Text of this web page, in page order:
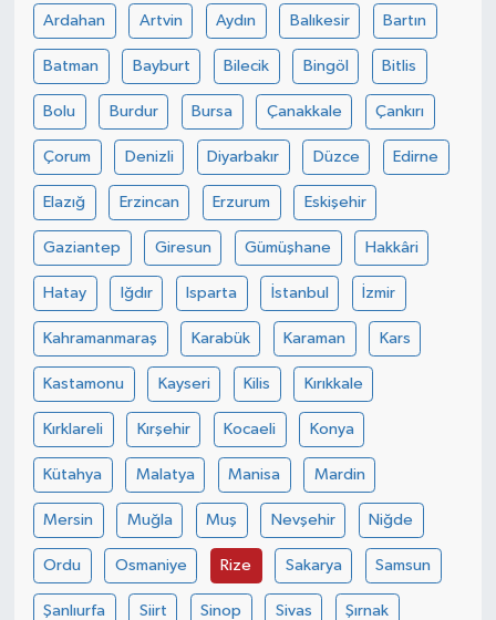
Ardahan Artvin Aydın Balıkesir Bartın
Batman Bayburt Bilecik Bingöl Bitlis
Bolu Burdur Bursa Çanakkale Çankırı
Çorum Denizli Diyarbakır Düzce Edirne
Elazığ Erzincan Erzurum Eskişehir
Gaziantep Giresun Gümüşhane Hakkâri
Hatay Iğdır Isparta İstanbul İzmir
Kahramanmaraş Karabük Karaman Kars
Kastamonu Kayseri Kilis Kırıkkale
Kırklareli Kırşehir Kocaeli Konya
Kütahya Malatya Manisa Mardin
Mersin Muğla Muş Nevşehir Niğde
Ordu Osmaniye Rize Sakarya Samsun
Şanlıurfa Siirt Sinop Sivas Şırnak